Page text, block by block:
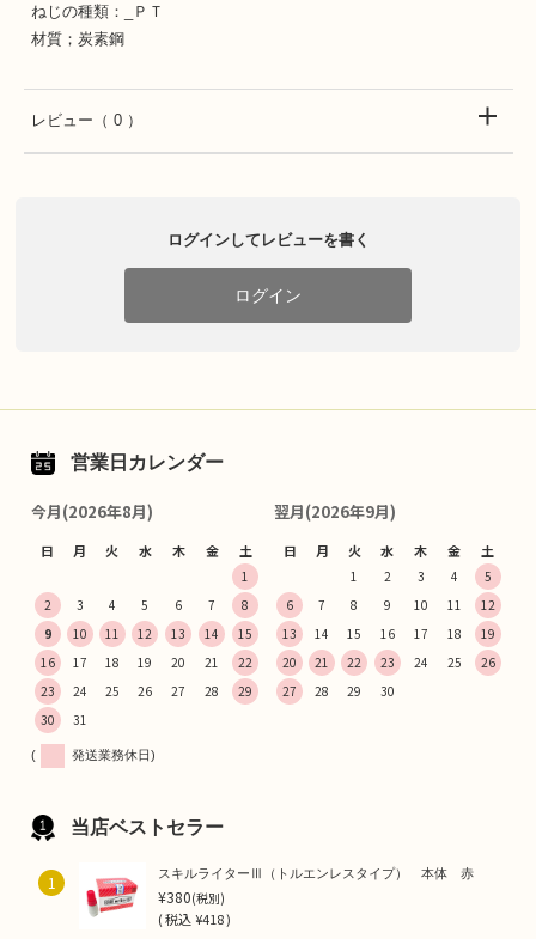
ねじの種類：_ＰＴ
材質；炭素鋼
レビュー （ 0 ）
ログインしてレビューを書く
ログイン
営業日カレンダー
今月(2026年8月)
日 月 火 水 木 金 土
1
2
3 4 5 6 7
8
9
10 11 12 13 14
15
16
17 18 19 20 21
22
23
24 25 26 27 28
29
30
31
翌月(2026年9月)
日 月 火 水 木 金 土
1 2 3 4
5
6
7 8 9 10 11
12
13
14 15 16 17 18
19
20
21 22 23 24 25
26
27
28 29 30
( 発送業務休日)
当店ベストセラー
1 スキルライターⅢ（トルエンレスタイプ） 本体 赤
¥380(税別)
(税込¥418 )